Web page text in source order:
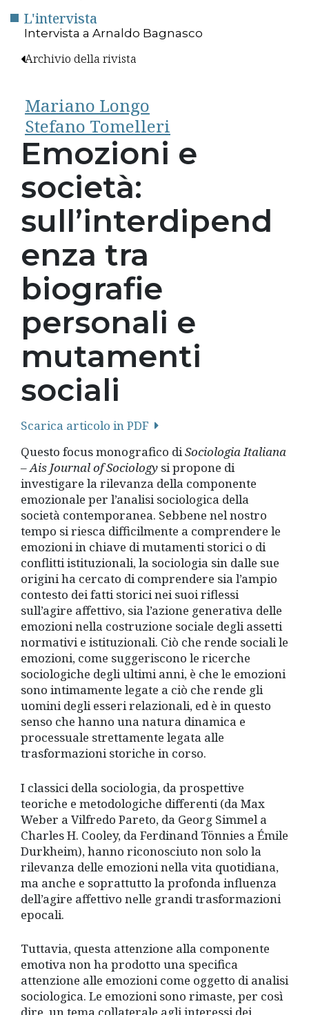
L'intervista
Intervista a Arnaldo Bagnasco
Archivio della rivista
Mariano Longo
Stefano Tomelleri
Emozioni e
società:
sull’interdipend
enza tra
biografie
personali e
mutamenti
sociali
Scarica articolo in PDF
Questo focus monografico diSociologia Italiana
– Ais Journal of Sociology si propone di
investigare la rilevanza della componente
emozionale per l’analisi sociologica della
società contemporanea. Sebbene nel nostro
tempo si riesca difficilmente a comprendere le
emozioni in chiave di mutamenti storici o di
conflitti istituzionali, la sociologia sin dalle sue
origini ha cercato di comprendere sia l’ampio
contesto dei fatti storici nei suoi riflessi
sull’agire affettivo, sia l’azione generativa delle
emozioni nella costruzione sociale degli assetti
normativi e istituzionali. Ciò che rende sociali le
emozioni, come suggeriscono le ricerche
sociologiche degli ultimi anni, è che le emozioni
sono intimamente legate a ciò che rende gli
uomini degli esseri relazionali, ed è in questo
senso che hanno una natura dinamica e
processuale strettamente legata alle
trasformazioni storiche in corso.
I classici della sociologia, da prospettive
teoriche e metodologiche differenti (da Max
Weber a Vilfredo Pareto, da Georg Simmel a
Charles H. Cooley, da Ferdinand Tönnies a Émile
Durkheim), hanno riconosciuto non solo la
rilevanza delle emozioni nella vita quotidiana,
ma anche e soprattutto la profonda influenza
dell’agire affettivo nelle grandi trasformazioni
epocali.
Tuttavia, questa attenzione alla componente
emotiva non ha prodotto una specifica
attenzione alle emozioni come oggetto di analisi
sociologica. Le emozioni sono rimaste, per così